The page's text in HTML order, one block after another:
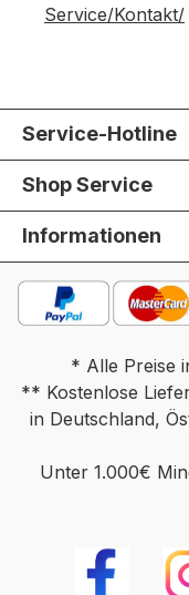
Service/Kontakt/
Service-Hotline
Shop Service
Informationen
* Alle Preise
** Kostenlose
in Deutschland,
Unter 1.000€